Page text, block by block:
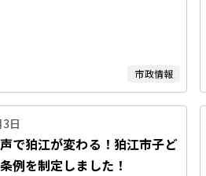
市政情報
日
で狛江が変わる！狛江市子ど
例を制定しました！